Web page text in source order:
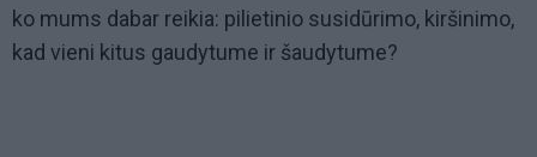
ko mums dabar reikia: pilietinio susidūrimo, kiršinimo,
kad vieni kitus gaudytume ir šaudytume?